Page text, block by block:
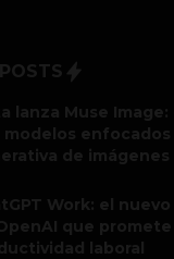
lanza Muse
modelos enfocados
de imágenes
Work: el
que promete
laboral